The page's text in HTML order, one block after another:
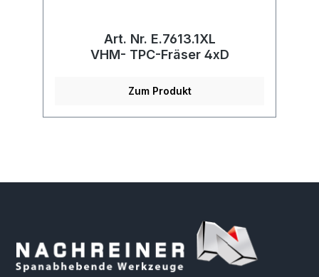
Art. Nr. E.7613.1XL
VHM- TPC-Fräser 4xD
Zum Produkt